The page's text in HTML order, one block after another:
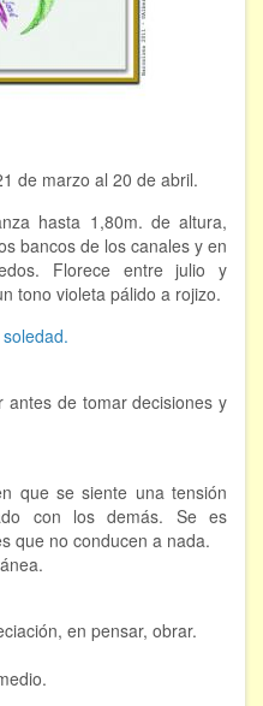
TALLER
mental
de marzo al 20 de abril.
hasta 1,80m. de altura,
bancos de los canales y en
Florece entre julio y
tono violeta pálido a rojizo.
antes de tomar decisiones y
que se siente una tensión
con los demás. Se es
que no conducen a nada.
en pensar, obrar.